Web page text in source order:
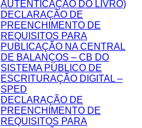
AUTENTICAÇÃO DO LIVRO)
DECLARAÇÃO DE
PREENCHIMENTO DE
REQUISITOS PARA
PUBLICAÇÃO NA CENTRAL
DE BALANÇOS – CB DO
SISTEMA PÚBLICO DE
ESCRITURAÇÃO DIGITAL –
SPED
DECLARAÇÃO DE
PREENCHIMENTO DE
REQUISITOS PARA